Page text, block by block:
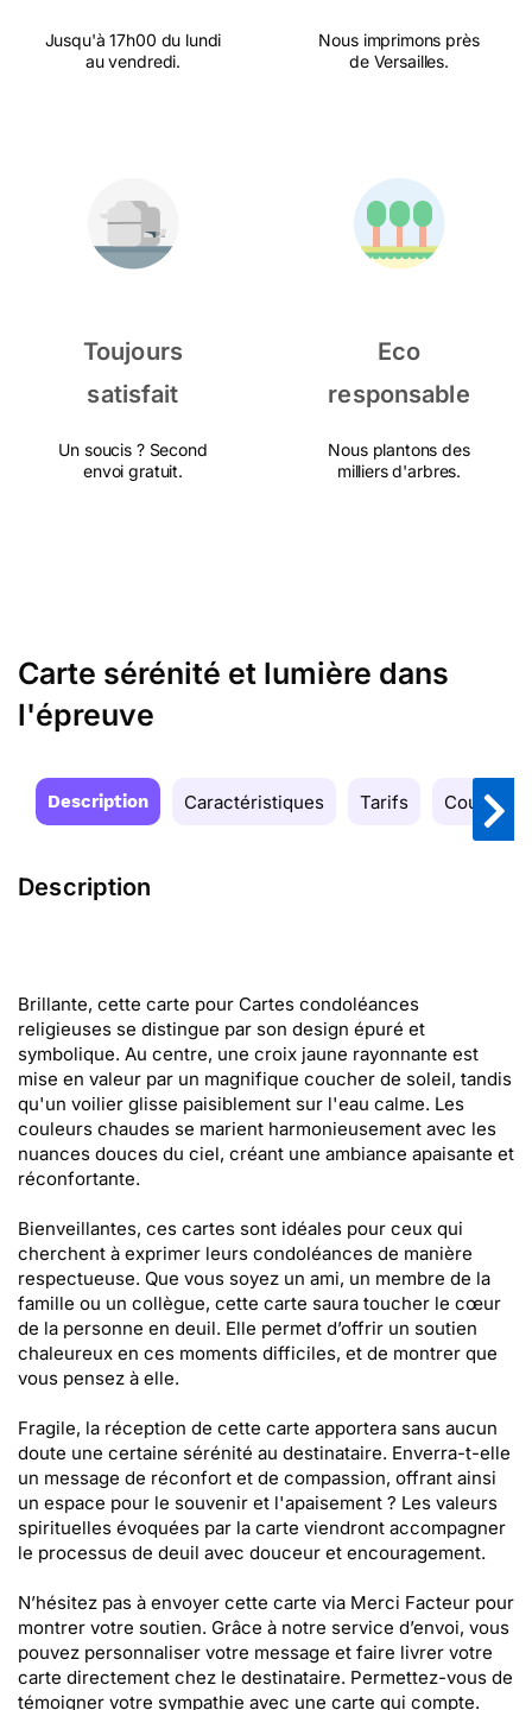
Jusqu'à 17h00 du lundi
au vendredi.
Nous imprimons près
de Versailles.
Toujours
satisfait
Un soucis ? Second
envoi gratuit.
Eco
responsable
Nous plantons des
milliers d'arbres.
Carte sérénité et lumière dans
l'épreuve
Description Caractéristiques Tarifs Couleurs
Description
Brillante, cette carte pour Cartes condoléances
religieuses se distingue par son design épuré et
symbolique. Au centre, une croix jaune rayonnante est
mise en valeur par un magnifique coucher de soleil, tandis
qu'un voilier glisse paisiblement sur l'eau calme. Les
couleurs chaudes se marient harmonieusement avec les
nuances douces du ciel, créant une ambiance apaisante et
réconfortante.
Bienveillantes, ces cartes sont idéales pour ceux qui
cherchent à exprimer leurs condoléances de manière
respectueuse. Que vous soyez un ami, un membre de la
famille ou un collègue, cette carte saura toucher le cœur
de la personne en deuil. Elle permet d’offrir un soutien
chaleureux en ces moments difficiles, et de montrer que
vous pensez à elle.
Fragile, la réception de cette carte apportera sans aucun
doute une certaine sérénité au destinataire. Enverra-t-elle
un message de réconfort et de compassion, offrant ainsi
un espace pour le souvenir et l'apaisement ? Les valeurs
spirituelles évoquées par la carte viendront accompagner
le processus de deuil avec douceur et encouragement.
N’hésitez pas à envoyer cette carte via Merci Facteur pour
montrer votre soutien. Grâce à notre service d’envoi, vous
pouvez personnaliser votre message et faire livrer votre
carte directement chez le destinataire. Permettez-vous de
témoigner votre sympathie avec une carte qui compte.